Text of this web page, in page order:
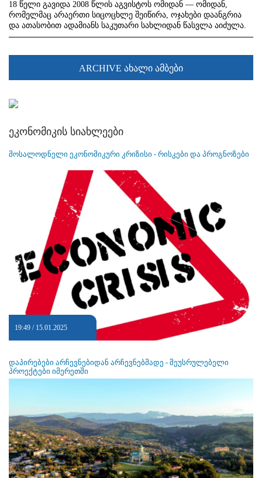
18 წელი გავიდა 2008 წლის აგვისტოს ომიდან — ომიდან,
რომელმაც არაერთი სიცოცხლე შეიწირა, ოჯახები დაანგრია
და ათასობით ადამიანს საკუთარი სახლიდან წასვლა აიძულა.
ARCHIVE ახალი ამბები
ეკონომიკის სიახლეები
მოსალოდნელი ეკონომიკური კრიზისი - რისკები და პროგნოზები
19:49 / 15.01.2025
დაპირებები არჩევნებიდან არჩევნებმადე - შეუსრულებელი
პროექტები იმერეთში